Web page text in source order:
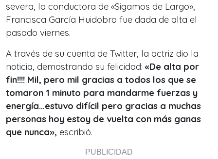
severa, la conductora de «Sigamos de Largo»,
Francisca García Huidobro fue dada de alta el
pasado viernes.
A través de su cuenta de Twitter, la actriz dio la
noticia, demostrando su felicidad: «De alta por
fin!!!! Mil, pero mil gracias a todos los que se
tomaron 1 minuto para mandarme fuerzas y
energía…estuvo difícil pero gracias a muchas
personas hoy estoy de vuelta con más ganas
que nunca», escribió.